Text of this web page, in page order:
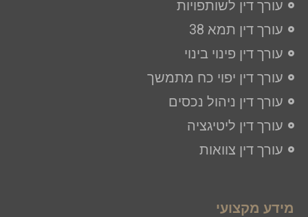
עורך דין לשותפויות
עורך דין תמא 38
עורך דין פינוי בינוי
עורך דין יפוי כח מתמשך
עורך דין ניהול נכסים
עורך דין ליטיגציה​
עורך דין צוואות
מידע מקצועי